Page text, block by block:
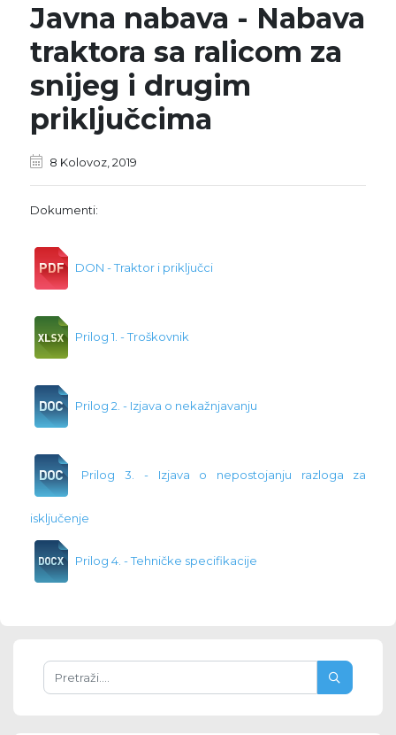
Javna nabava - Nabava
traktora sa ralicom za
snijeg i drugim
priključcima
8 Kolovoz, 2019
Dokumenti:
DON - Traktor i priključci
Prilog 1. - Troškovnik
Prilog 2. - Izjava o nekažnjavanju
Prilog 3. - Izjava o nepostojanju razloga za
isključenje
Prilog 4. - Tehničke specifikacije